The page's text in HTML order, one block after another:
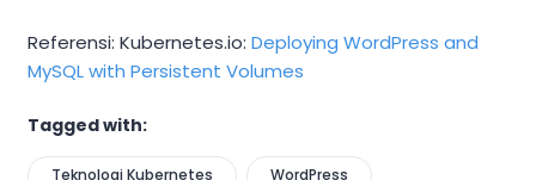
Referensi: Kubernetes.io: Deploying WordPress and
MySQL with Persistent Volumes
Tagged with:
Teknologi Kubernetes WordPress